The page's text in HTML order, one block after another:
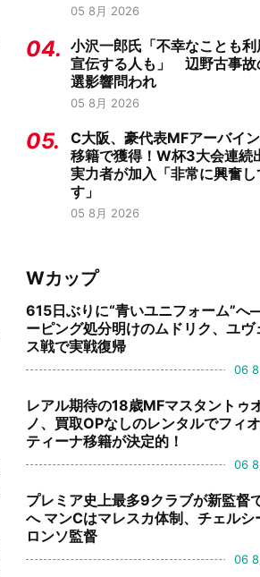
05 8月 2026
04. 小沢一郎氏「不幸なことも
宣伝する人も」 辺野古事故
選影響問われ
05 8月 2026
05.
C大阪、豪代表MFアーバイ
移籍で獲得！W杯3大会連続
実力者が加入「非常に興奮し
す」
05 8月 2026
Wカップ
615日ぶりに“青いユニフォーム”
ーピング処分明けのムドリク、ユヴ
ス戦で実戦復帰
06
レアル期待の18歳MFマスタントゥ
ノ、買取OPなしのレンタルでフィ
ティーナ移籍が決定的！
06
プレミア史上最多9クラブが新監督
へ マンCはマレスカ体制、チェルシ
ロンソ監督
06